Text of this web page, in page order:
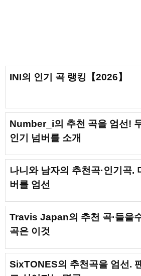
INI의 인기 곡 랭킹【2026】
Number_i의 추천 곡을 엄선!
인기 넘버를 소개
나니와 남자의 추천곡·인기곡.
버를 엄선
Travis Japan의 추천 곡·들을
곡은 이것
SixTONES의 추천곡을 엄선.